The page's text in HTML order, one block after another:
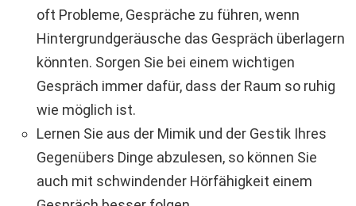
oft Probleme, Gespräche zu führen, wenn
Hintergrundgeräusche das Gespräch überlagern
könnten. Sorgen Sie bei einem wichtigen
Gespräch immer dafür, dass der Raum so ruhig
wie möglich ist.
Lernen Sie aus der Mimik und der Gestik Ihres
Gegenübers Dinge abzulesen, so können Sie
auch mit schwindender Hörfähigkeit einem